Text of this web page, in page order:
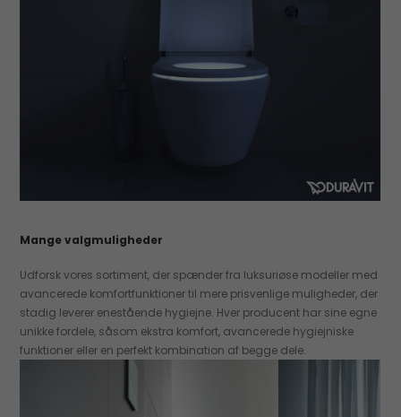
Mange valgmuligheder
Udforsk vores sortiment, der spænder fra luksuriøse modeller med
avancerede komfortfunktioner til mere prisvenlige muligheder, der
stadig leverer enestående hygiejne. Hver producent har sine egne
unikke fordele, såsom ekstra komfort, avancerede hygiejniske
funktioner eller en perfekt kombination af begge dele.